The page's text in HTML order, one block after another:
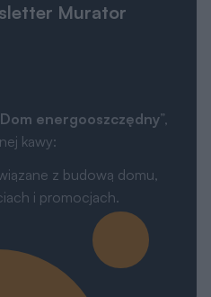
Murator
Dom energooszczędny”,
kawy:
z budową domu,
i promocjach.